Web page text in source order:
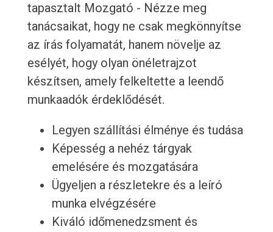
tapasztalt Mozgató - Nézze meg
tanácsaikat, hogy ne csak megkönnyítse
az írás folyamatát, hanem növelje az
esélyét, hogy olyan önéletrajzot
készítsen, amely felkeltette a leendő
munkaadók érdeklődését.
Legyen szállítási élménye és tudása
Képesség a nehéz tárgyak
emelésére és mozgatására
Ügyeljen a részletekre és a leíró
munka elvégzésére
Kiváló időmenedzsment és